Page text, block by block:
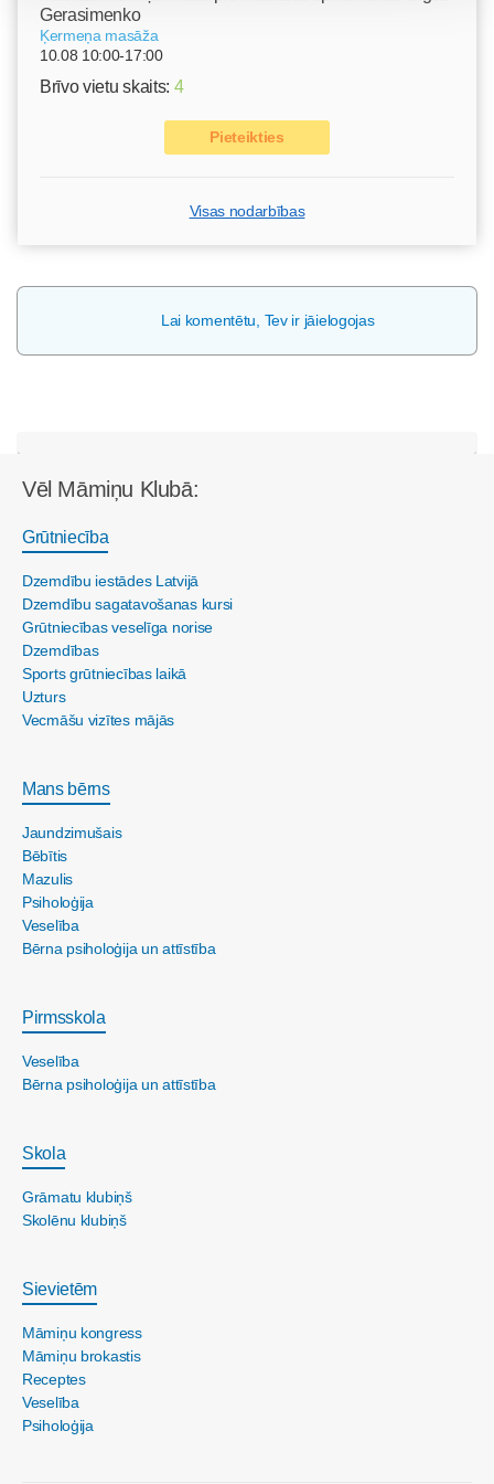
Gerasimenko
Ķermeņa masāža
10.08 10:00-17:00
Brīvo vietu skaits: 4
Pieteikties
Visas nodarbības
Lai komentētu, Tev ir jāielogojas
Vēl Māmiņu Klubā:
Grūtniecība
Dzemdību iestādes Latvijā
Dzemdību sagatavošanas kursi
Grūtniecības veselīga norise
Dzemdības
Sports grūtniecības laikā
Uzturs
Vecmāšu vizītes mājās
Mans bērns
Jaundzimušais
Bēbītis
Mazulis
Psiholoģija
Veselība
Bērna psiholoģija un attīstība
Pirmsskola
Veselība
Bērna psiholoģija un attīstība
Skola
Grāmatu klubiņš
Skolēnu klubiņš
Sievietēm
Māmiņu kongress
Māmiņu brokastis
Receptes
Veselība
Psiholoģija